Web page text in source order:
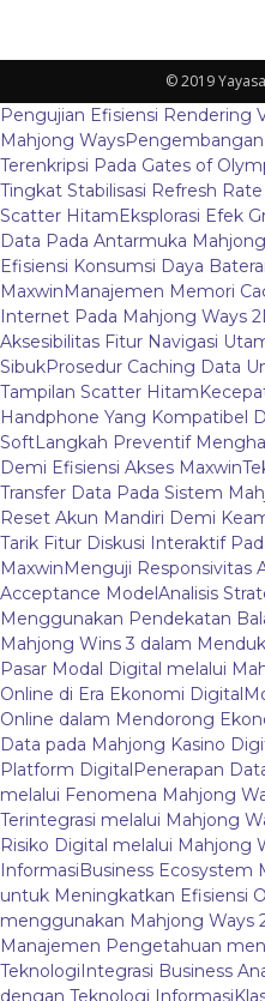
© 2019
Pengujian Efisiensi Rendering
Mahjong Ways
Terenkripsi Pada Gates of
Tingkat Stabilisasi Refresh
Scatter HitamEksplorasi Efek
Data Pada Antarmuka
Efisiensi Konsumsi Daya
MaxwinManajemen Memori
Internet Pada Mahjong Ways 2
Aksesibilitas Fitur Navigasi
SibukProsedur Caching Data
Tampilan Scatter Hitam
Handphone Yang Kompatibel
SoftLangkah Preventif
Demi Efisiensi Akses Maxwin
Transfer Data Pada Sistem
Reset Akun Mandiri Demi
Tarik Fitur Diskusi Interaktif
MaxwinMenguji Responsivitas
Acceptance ModelAnalisis
Menggunakan Pendekatan
Mahjong Wins 3 dalam
Pasar Modal Digital melalui
Online di Era Ekonomi Digital
Online dalam Mendorong
Data pada Mahjong Kasino
Platform DigitalPenerapan
melalui Fenomena Mahjong
Terintegrasi melalui Mahjong
Risiko Digital melalui Mahjong
InformasiBusiness Ecosystem
untuk Meningkatkan Efisiensi
menggunakan Mahjong Ways
Manajemen Pengetahuan
TeknologiIntegrasi Business
dengan Teknologi Informasi